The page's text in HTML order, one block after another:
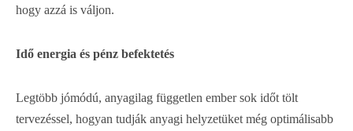
hogy azzá is váljon.
Idő energia és pénz befektetés
Legtöbb jómódú, anyagilag független ember sok időt tölt
tervezéssel, hogyan tudják anyagi helyzetüket még optimálisabb